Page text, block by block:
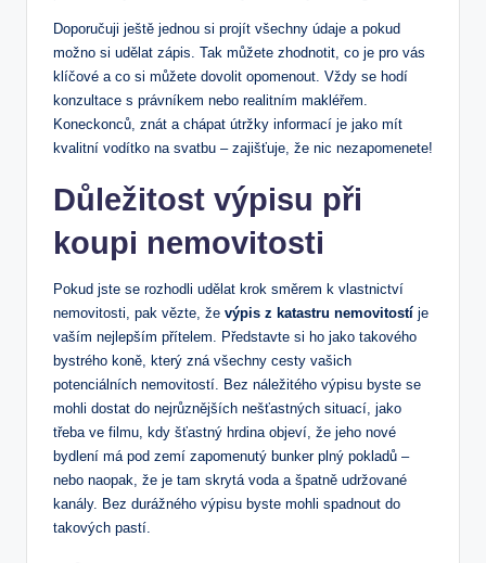
Doporučuji ještě jednou si projít všechny údaje a pokud
možno si udělat zápis. Tak můžete zhodnotit, co je​ pro vás
klíčové a co si můžete‍ dovolit opomenout. Vždy se hodí
konzultace ⁣s právníkem nebo realitním‍ makléřem.
Koneckonců, znát a chápat útržky informací je jako mít
kvalitní vodítko na ‍svatbu⁤ – ⁢zajišťuje, že nic​ nezapomenete!
Důležitost výpisu ⁤při
koupi nemovitosti
Pokud jste se‍ rozhodli ‍udělat krok směrem k vlastnictví
nemovitosti, ⁢pak vězte, ​že výpis z ‌katastru ⁤nemovitostí je
vaším nejlepším přítelem.‌ Představte ‍si ⁢ho⁢ jako takového
bystrého⁢ koně, který ⁤zná všechny⁢ cesty vašich
potenciálních‌ nemovitostí. Bez náležitého výpisu‍ byste se
mohli dostat do nejrůznějších nešťastných ⁣situací, jako
třeba ve filmu, kdy šťastný hrdina objeví,⁤ že ⁢jeho nové
‌bydlení ‌má pod zemí zapomenutý bunker plný pokladů –‌
nebo naopak,​ že je‌ tam skrytá voda a špatně udržované
kanály. Bez durážného ‍výpisu‌ byste mohli spadnout do
takových pastí.